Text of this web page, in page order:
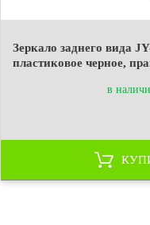
Зеркало заднего вида
пластиковое черное,
в